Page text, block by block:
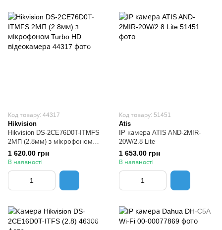
Код товару: 44317
Hikvision
Hikvision DS-2CE76D0T-ITMFS
2МП (2.8мм) з мікрофоном
Turbo HD відеокамера
1 620.00 грн
В наявності
Код товару: 51451
Atis
IP камера ATIS AND-2MIR-
20W/2.8 Lite
1 653.00 грн
В наявності